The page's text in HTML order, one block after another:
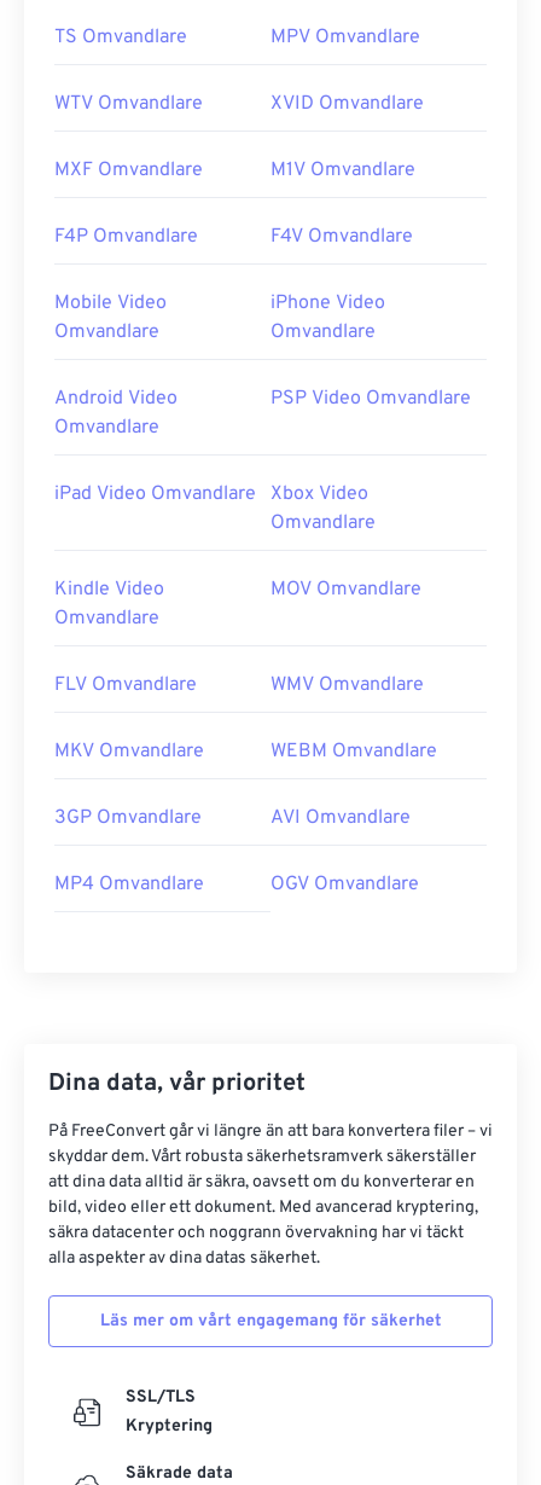
TS Omvandlare MPV Omvandlare
WTV Omvandlare XVID Omvandlare
MXF Omvandlare M1V Omvandlare
F4P Omvandlare F4V Omvandlare
Mobile Video
Omvandlare
iPhone Video
Omvandlare
Android Video
Omvandlare
PSP Video Omvandlare
iPad Video Omvandlare
Xbox Video
Omvandlare
Kindle Video
Omvandlare
MOV Omvandlare
FLV Omvandlare WMV Omvandlare
MKV Omvandlare WEBM Omvandlare
3GP Omvandlare AVI Omvandlare
MP4 Omvandlare OGV Omvandlare
Dina data, vår prioritet
På FreeConvert går vi längre än att bara konvertera filer – vi
skyddar dem. Vårt robusta säkerhetsramverk säkerställer
att dina data alltid är säkra, oavsett om du konverterar en
bild, video eller ett dokument. Med avancerad kryptering,
säkra datacenter och noggrann övervakning har vi täckt
alla aspekter av dina datas säkerhet.
Läs mer om vårt engagemang för säkerhet
SSL/TLS
Kryptering
Säkrade data